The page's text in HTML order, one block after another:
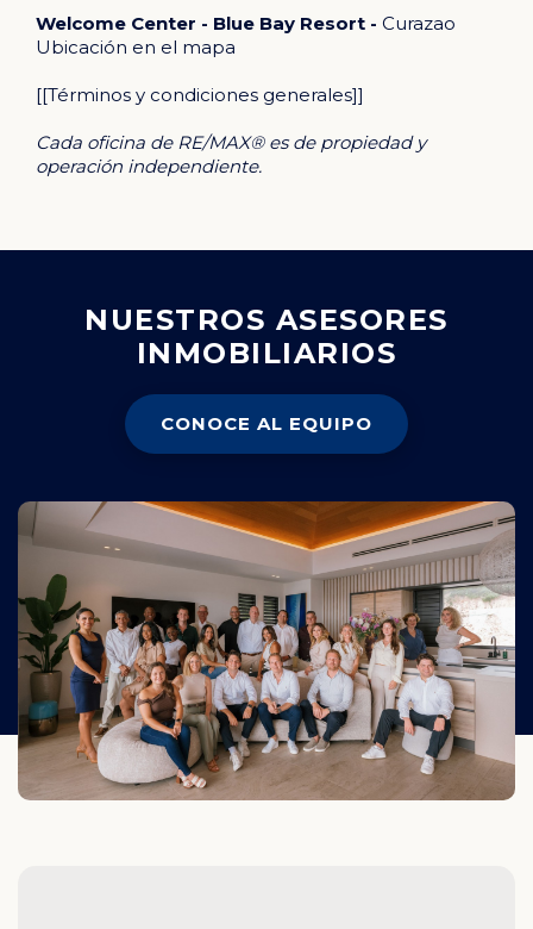
Welcome Center - Blue Bay Resort - Curazao
Ubicación en el mapa
[[Términos y condiciones generales]]
Cada oficina de RE/MAX® es de propiedad y
operación independiente.
NUESTROS ASESORES
INMOBILIARIOS
CONOCE AL EQUIPO